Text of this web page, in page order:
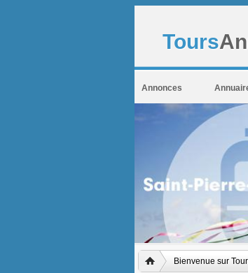
Tours
Annonces
Bienvenue sur